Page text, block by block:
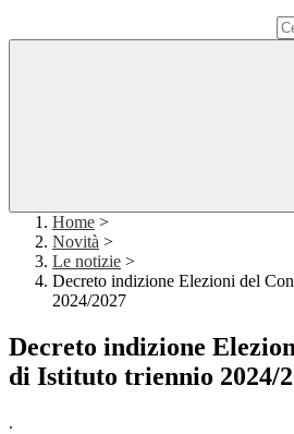
Home >
Novità >
Le notizie >
Decreto indizione Elezioni del
2024/2027
Decreto indizione
di Istituto triennio 2024/
.